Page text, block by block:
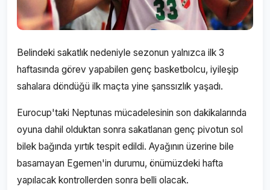
Belindeki sakatlık nedeniyle sezonun yalnızca ilk 3
haftasında görev yapabilen genç basketbolcu, iyileşip
sahalara döndüğü ilk maçta yine şanssızlık yaşadı.
Eurocup'taki Neptunas mücadelesinin son dakikalarında
oyuna dahil olduktan sonra sakatlanan genç pivotun sol
bilek bağında yırtık tespit edildi. Ayağının üzerine bile
basamayan Egemen'in durumu, önümüzdeki hafta
yapılacak kontrollerden sonra belli olacak.